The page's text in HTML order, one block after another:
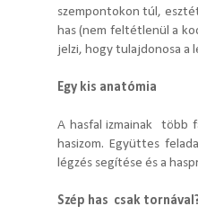
szempontokon túl,
has (nem feltétlenül a
jelzi, hogy tulajdonosa a
Egy kis anatómia
A hasfal izmainak több
hasizom. Együttes
légzés segítése és a
Szép has csak